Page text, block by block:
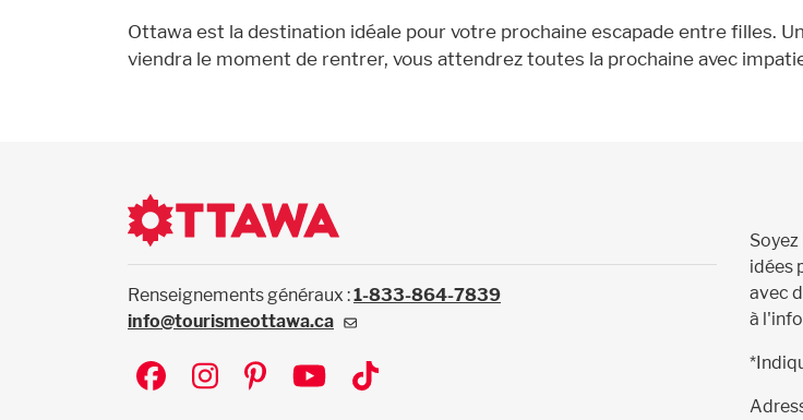
Ottawa est la destination idéale pour votre prochaine escapade entre filles.
viendra le moment de rentrer, vous attendrez toutes la prochaine avec
Renseignements généraux :1-833-864-7839
info@tourismeottawa.ca
Social
idées
avec
à